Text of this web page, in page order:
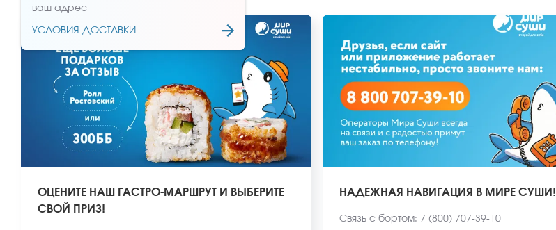
ваш адрес
УСЛОВИЯ ДОСТАВКИ
ОЦЕНИТЕ НАШ ГАСТРО-МАРШРУТ И ВЫБЕРИТЕ
СВОЙ ПРИЗ!
НАДЕЖНАЯ НАВИГАЦИЯ В МИРЕ СУШИ!
Связь с бортом: 7 (800) 707-39-10